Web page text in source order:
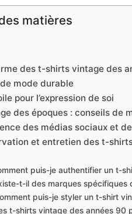
matières
des t-shirts vintage des
mode durable
pour l’expression de soi
des époques : conseils de
des médias sociaux et
et entretien des t-
puis-je authentifier un t-
t-il des marques spécifiques
puis-je styler un t-shirt
t-shirts vintage des années 90